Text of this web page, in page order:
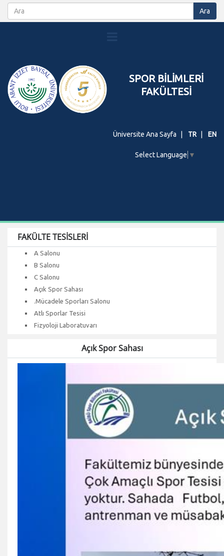
SPOR BİLİMLERİ
FAKÜLTESİ
Üniversite Ana Sayfa TR EN
Select Language ▼
FAKÜLTE TESİSLERİ
A Salonu
B Salonu
C Salonu
Açık Spor Sahası
.Mücadele Sporları Salonu
Atlı Sporlar Tesisi
Fizyoloji Laboratuvarı
Açık Spor Sahası